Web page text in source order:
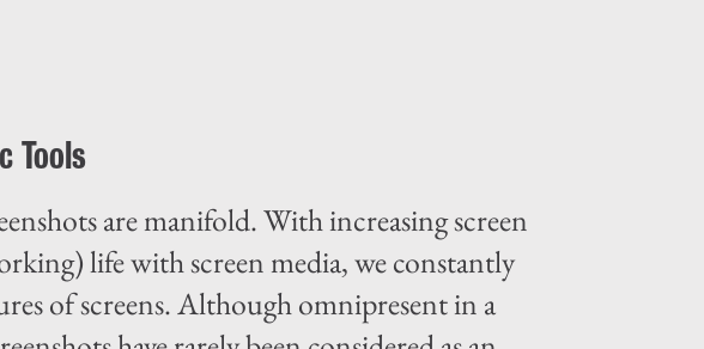
Tools
are manifold. With increasing screen
life with screen media, we constantly
of screens. Although omnipresent in a